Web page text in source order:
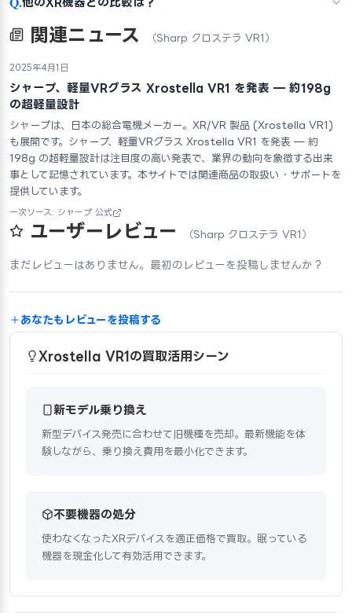
関連ニュース （Sharp クロステラ VR1）
2025年4月1日
シャープ、軽量VRグラス Xrostella VR1 を発表 — 約198g
の超軽量設計
シャープは、日本の総合電機メーカー。XR/VR 製品 (Xrostella VR1)
も展開です。シャープ、軽量VRグラス Xrostella VR1 を発表 — 約
198g の超軽量設計は注目度の高い発表で、業界の動向を象徴する出来
事として記憶されています。本サイトでは関連商品の取扱い・サポートを
提供しています。
一次ソース: シャープ 公式
ユーザーレビュー （Sharp クロステラ VR1）
まだレビューはありません。最初のレビューを投稿しませんか？
あなたもレビューを投稿する
Xrostella VR1の買取活用シーン
新モデル乗り換え
新型デバイス発売に合わせて旧機種を売却。最新機能を体
験しながら、乗り換え費用を最小化できます。
不要機器の処分
使わなくなったXRデバイスを適正価格で買取。眠っている
機器を現金化して有効活用できます。